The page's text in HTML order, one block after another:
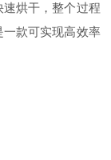
烘干，整个过程
款可实现高效率